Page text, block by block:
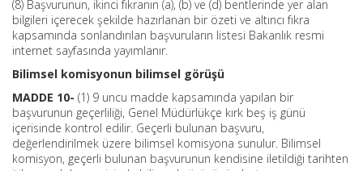
(8) Başvurunun, ikinci fıkranın (a), (b) ve (d) bentlerinde yer alan
bilgileri içerecek şekilde hazırlanan bir özeti ve altıncı fıkra
kapsamında sonlandırılan başvuruların listesi Bakanlık resmi
internet sayfasında yayımlanır.
Bilimsel komisyonun bilimsel görüşü
MADDE 10- (1) 9 uncu madde kapsamında yapılan bir
başvurunun geçerliliği, Genel Müdürlükçe kırk beş iş günü
içerisinde kontrol edilir. Geçerli bulunan başvuru,
değerlendirilmek üzere bilimsel komisyona sunulur. Bilimsel
komisyon, geçerli bulunan başvurunun kendisine iletildiği tarihten